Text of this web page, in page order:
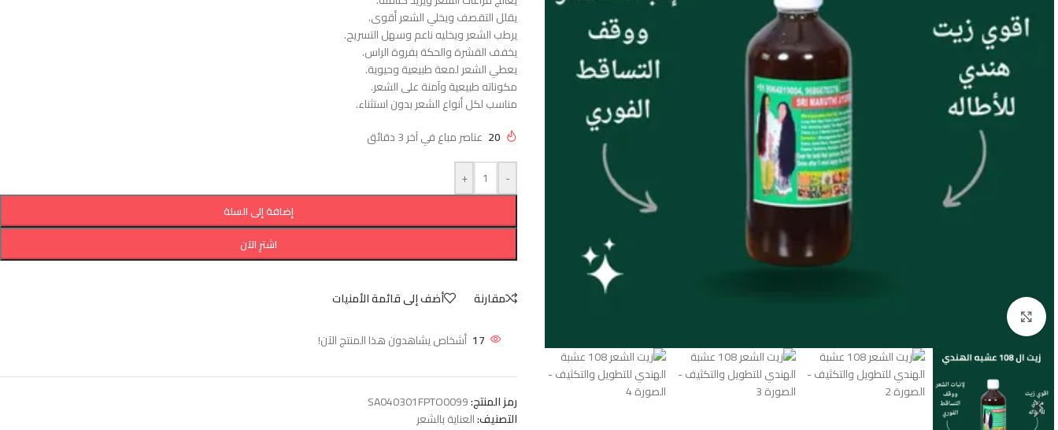
يقلل التقصف ويخلي الشعر أقوى.
يرطب الشعر ويخليه ناعم وسهل التسريح.
يخفف القشرة والحكة بفروة الراس.
يعطي الشعر لمعة طبيعية وحيوية.
مكوناته طبيعية وآمنة على الشعر.
مناسب لكل أنواع الشعر بدون استثناء.
20 عناصر مباع في آخر 3 دقائق
-
+
إضافة إلى السلة
اشترِ الآن
مقارنة أضف إلى قائمة الأمنيات
17 أشخاص يشاهدون هذا المنتج الآن!
رمز المنتج:SA040301FPTO0099
التصنيف:العناية بالشعر